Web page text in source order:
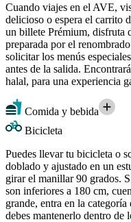
Cuando viajes en el AVE,
delicioso o espera el carrito
un billete Prémium, disfruta
preparada por el
solicitar los menús
antes de la salida.
halal, para una experiencia
Comida y bebida
Bicicleta
Puedes llevar tu bicicleta o
doblado y ajustado en un
girar el manillar 90 grados.
son inferiores a 180 cm,
grande, entra en la
debes mantenerlo dentro de